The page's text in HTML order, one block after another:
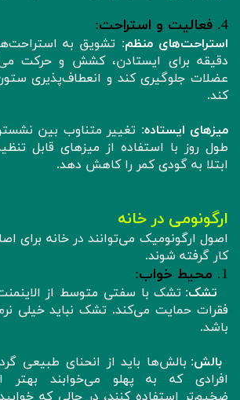
4. فعالیت و استراحت:
استراحت‌های منظم
دقیقه برای ایستادن، کشش و حرکت
عضلات جلوگیری کند و انعطاف‌پذیری
کند.
میزهای ایستاده: تغییر متناوب بین
طول روز با استفاده از میزهای قابل
ابتلا به گودی کمر را کاهش دهد.
ارگونومی در خانه
اصول ارگونومیک می‌توانند در خانه برای
کار گرفته شوند.
1. محیط خواب:
تشک: تشک‌ با سفتی متوسط از
فقرات حمایت می‌کند. تشک نباید خیلی
باشد.
بالش: بالش‌ها باید از انحنای طبیعی
افرادی که به پهلو می‌خوابند